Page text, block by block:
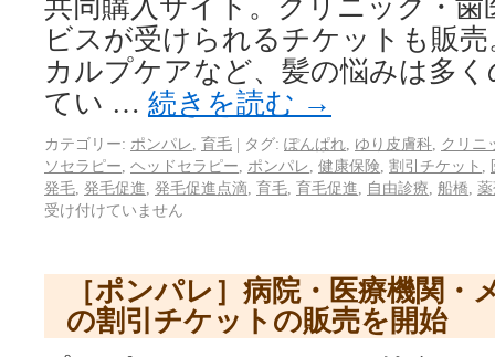
共同購入サイト。クリニック・
ビスが受けられるチケットも販
カルプケアなど、髪の悩みは多
てい … 続きを読む →
カテゴリー: ポンパレ 育毛 | タグ: ぽんぱれ ゆり皮膚科
クリニ
ソセラピー ヘッドセラピー ポンパレ 健康保険 割引チケット
発毛 発毛促進 発毛促進点滴 育毛 育毛促進 自由診療 船橋
受け付けていません
［ポンパレ］病院・医療機関・
の割引チケットの販売を開始